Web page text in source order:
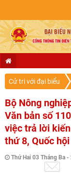
Cử tri với đại biểu
Bộ Nông
Văn bản số
việc trả lời
thứ 8, Quốc
Thứ Hai 03 Tháng Ba